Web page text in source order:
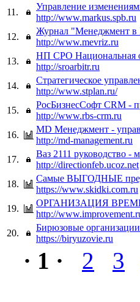
11.
Управление
http://www.markus.spb.ru
12.
Журнал "Менеджмент в
http://www.mevriz.ru
13.
НП СРО Национальная
http://sroarbitr.ru
14.
Стратегическое
http://www.stplan.ru/
15.
РосБизнесСофт CRM -
http://www.rbs-crm.ru
16.
MD Менеджмент -
http://md-management.ru
17.
Ваз 2111 руководство -
http://directionfeb.ucoz.net
18.
Самые ВЫГОДНЫЕ
https://www.skidki.com.ru
19.
ОРГАНИЗАЦИЯ
http://
20.
Бирюзовые
https://biryuzovie.ru
· 1 · 2 3